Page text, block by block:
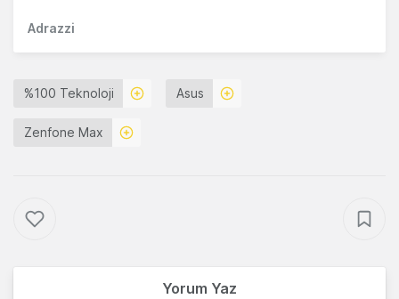
Adrazzi
%100 Teknoloji Asus
Zenfone Max
Yorum Yaz